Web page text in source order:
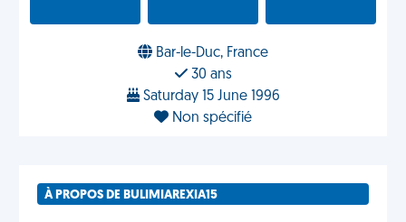
Bar-le-Duc, France
30 ans
Saturday 15 June 1996
Non spécifié
À PROPOS DE BULIMIAREXIA15